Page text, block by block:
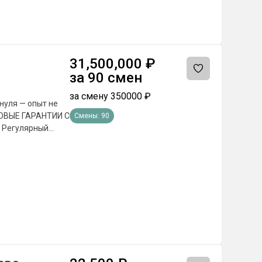
от 2-х лет
— опыт не
премии
в зоне
31,500,000 ₽
за 90 смен
за смену 350000 ₽
Смены: 90